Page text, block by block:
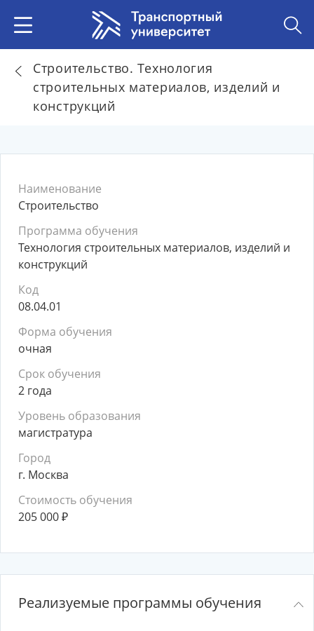
Строительство. Технология
строительных материалов, изделий и
конструкций
Наименование
Строительство
Программа обучения
Технология строительных материалов, изделий и
конструкций
Код
08.04.01
Форма обучения
очная
Срок обучения
2 года
Уровень образования
магистратура
Город
г. Москва
Стоимость обучения
205 000₽
Реализуемые программы обучения